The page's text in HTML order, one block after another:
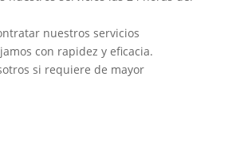
nuestros servicios
con rapidez y eficacia.
si requiere de mayor